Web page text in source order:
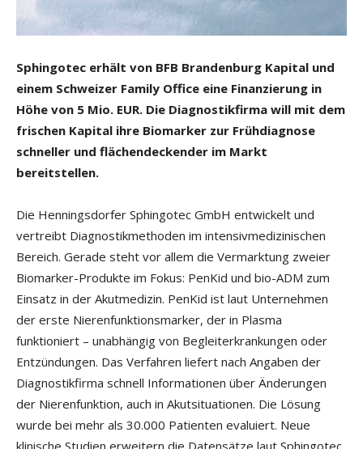
Sphingotec erhält von BFB Brandenburg Kapital und
einem Schweizer Family Office eine Finanzierung in
Höhe von 5 Mio. EUR. Die Diagnostikfirma will mit dem
frischen Kapital ihre Biomarker zur Frühdiagnose
schneller und flächendeckender im Markt
bereitstellen.
Die Henningsdorfer Sphingotec GmbH entwickelt und
vertreibt Diagnostikmethoden im intensivmedizinischen
Bereich. Gerade steht vor allem die Vermarktung zweier
Biomarker-Produkte im Fokus: PenKid und bio-ADM zum
Einsatz in der Akutmedizin. PenKid ist laut Unternehmen
der erste Nierenfunktionsmarker, der in Plasma
funktioniert – unabhängig von Begleiterkrankungen oder
Entzündungen. Das Verfahren liefert nach Angaben der
Diagnostikfirma schnell Informationen über Änderungen
der Nierenfunktion, auch in Akutsituationen. Die Lösung
wurde bei mehr als 30.000 Patienten evaluiert. Neue